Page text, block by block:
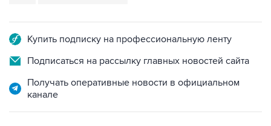
Купить подписку на профессиональную ленту
Подписаться на рассылку главных новостей сайта
Получать оперативные новости в официальном
канале